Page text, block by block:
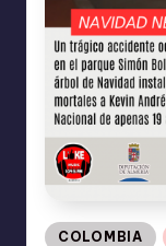
Publicado
COLOMBIA